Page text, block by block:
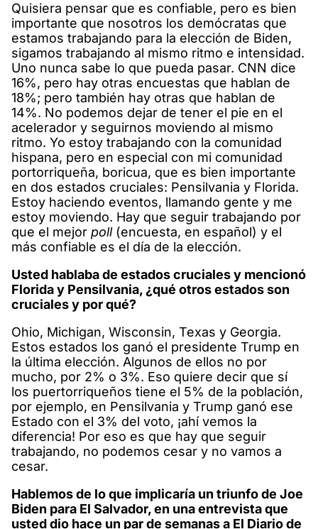
Quisiera pensar que es confiable, pero es bien
importante que nosotros los demócratas que
estamos trabajando para la elección de Biden,
sigamos trabajando al mismo ritmo e intensidad.
Uno nunca sabe lo que pueda pasar. CNN dice
16%, pero hay otras encuestas que hablan de
18%; pero también hay otras que hablan de
14%. No podemos dejar de tener el pie en el
acelerador y seguirnos moviendo al mismo
ritmo. Yo estoy trabajando con la comunidad
hispana, pero en especial con mi comunidad
portorriqueña, boricua, que es bien importante
en dos estados cruciales: Pensilvania y Florida.
Estoy haciendo eventos, llamando gente y me
estoy moviendo. Hay que seguir trabajando por
que el mejor poll(encuesta, en español) y el
más confiable es el día de la elección.
Usted hablaba de estados cruciales y mencionó
Florida y Pensilvania, ¿qué otros estados son
cruciales y por qué?
Ohio, Michigan, Wisconsin, Texas y Georgia.
Estos estados los ganó el presidente Trump en
la última elección. Algunos de ellos no por
mucho, por 2% o 3%. Eso quiere decir que sí
los puertorriqueños tiene el 5% de la población,
por ejemplo, en Pensilvania y Trump ganó ese
Estado con el 3% del voto, ¡ahí vemos la
diferencia! Por eso es que hay que seguir
trabajando, no podemos cesar y no vamos a
cesar.
Hablemos de lo que implicaría un triunfo de Joe
Biden para El Salvador, en una entrevista que
usted dio hace un par de semanas a El Diario de